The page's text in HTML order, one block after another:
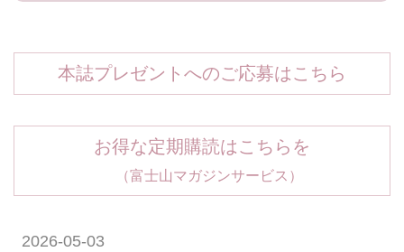
本誌プレゼントへのご応募はこちら
お得な定期購読はこちらを
（富士山マガジンサービス）
2026-05-03